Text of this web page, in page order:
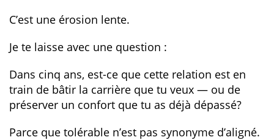
C’est une érosion lente.
Je te laisse avec une question :
Dans cinq ans, est-ce que cette relation est en
train de bâtir la carrière que tu veux — ou de
préserver un confort que tu as déjà dépassé?
Parce que tolérable n’est pas synonyme d’aligné.